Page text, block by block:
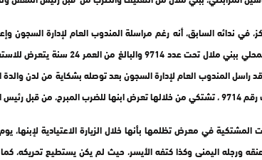
في ندائه السابق، أنه رغم مراسلة المندوب العام لإدارة السجون
بالسجن المحلي ببني ملال تحت
راسل المندوب العام لإدارة السجون بعد توصله بشكاية من لدن
كمال، ونائبه، المسمى الصوالحي.
ورجله اليمنى وكذا كتفه الأيسر، حيث لم يكن يستطيع تحريكه،